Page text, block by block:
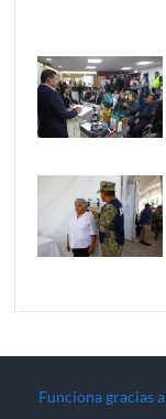
Funciona gracias